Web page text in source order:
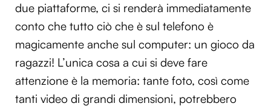
due piattaforme, ci si renderà immediatamente
conto che tutto ciò che è sul telefono è
magicamente anche sul computer: un gioco da
ragazzi! L’unica cosa a cui si deve fare
attenzione è la memoria: tante foto, così come
tanti video di grandi dimensioni, potrebbero